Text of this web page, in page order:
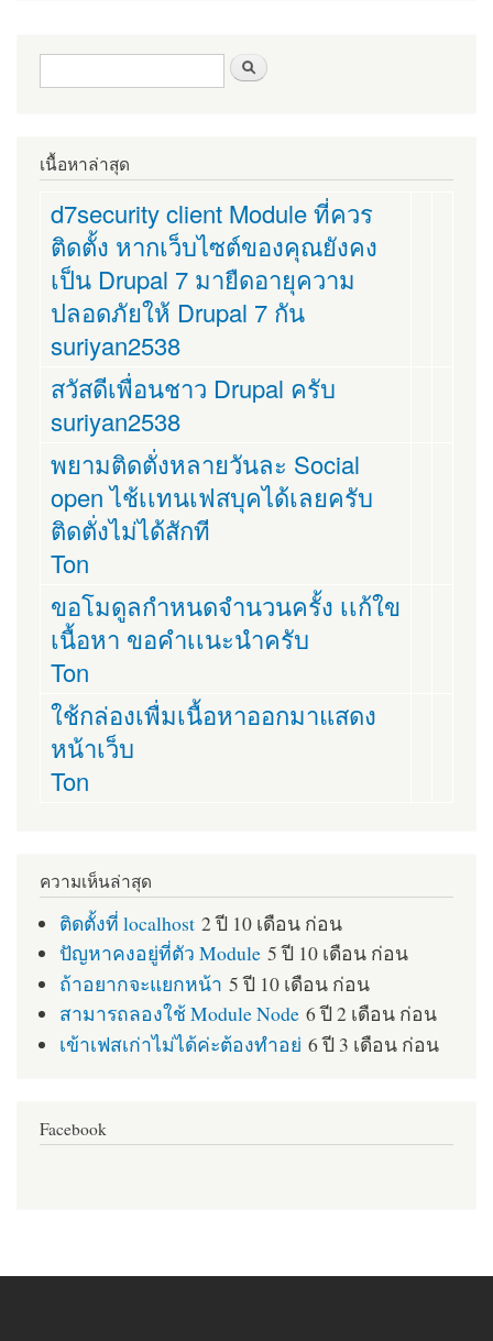
ฟอร์มค้นหา
เนื้อหาล่าสุด
d7security client Module ที่ควร
ติดตั้ง หากเว็บไซต์ของคุณยังคง
เป็น Drupal 7 มายืดอายุความ
ปลอดภัยให้ Drupal 7 กัน
suriyan2538
สวัสดีเพื่อนชาว Drupal ครับ
suriyan2538
พยามติดตั่งหลายวันละ Social
open ไช้เเทนเฟสบุคได้เลยครับ
ติดตั่งไม่ได้สักที
Ton
ขอโมดูลกำหนดจำนวนครั้ง เเก้ใข
เนื้อหา ขอคำเเนะนำครับ
Ton
ใช้กล่องเพื่มเนื้อหาออกมาแสดง
หน้าเว็บ
Ton
ความเห็นล่าสุด
ติดตั้งที่ localhost 2 ปี 10 เดือน ก่อน
ปัญหาคงอยู่ที่ตัว Module 5 ปี 10 เดือน ก่อน
ถ้าอยากจะแยกหน้า 5 ปี 10 เดือน ก่อน
สามารถลองใช้ Module Node 6 ปี 2 เดือน ก่อน
เข้าเฟสเก่าไม่ได้ค่ะต้องทำอย่ 6 ปี 3 เดือน ก่อน
Facebook